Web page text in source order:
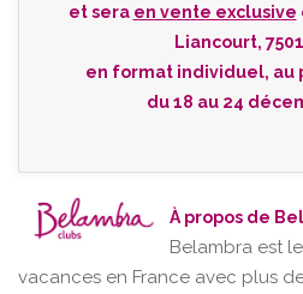
et sera en vente exclusive
Liancourt,
en format individuel, au
du 18 au 24
À propos de
Belambra est
vacances en France avec plus